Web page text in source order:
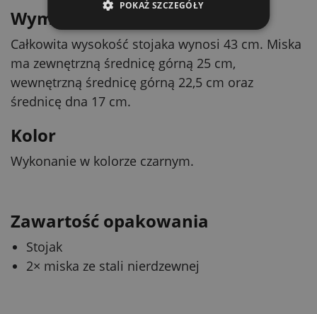
Wymiary
Całkowita wysokość stojaka wynosi 43 cm. Miska
ma zewnętrzną średnicę górną 25 cm,
wewnętrzną średnicę górną 22,5 cm oraz
średnicę dna 17 cm.
Kolor
Wykonanie w kolorze czarnym.
Zawartość opakowania
Stojak
2× miska ze stali nierdzewnej
POKAŻ SZCZEGÓŁY